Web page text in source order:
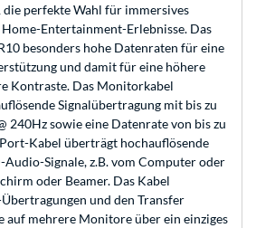
perfekte Wahl für immersives
Entertainment-Erlebnisse. Das
besonders hohe Datenraten für eine
und damit für eine höhere
Kontraste. Das Monitorkabel
Signalübertragung mit bis zu
240Hz sowie eine Datenrate von bis zu
Kabel überträgt hochauflösende
Signale, z.B. vom Computer oder
oder Beamer. Das Kabel
und den Transfer
auf mehrere Monitore über ein einziges